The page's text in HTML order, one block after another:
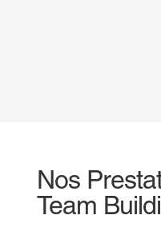
Nos
Team